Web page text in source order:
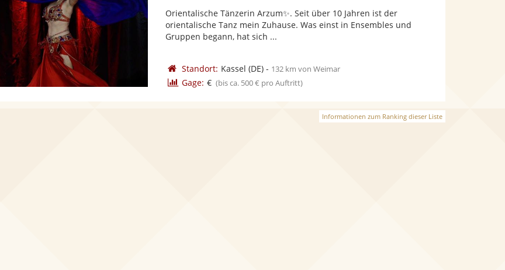
Orientalische Tänzerin Arzum✨. Seit über 10 Jahren ist der
orientalische Tanz mein Zuhause. Was einst in Ensembles und
Gruppen begann, hat sich ...
Standort: Kassel (DE)- 132 km von Weimar
Gage: € (bis ca. 500 € pro Auftritt)
Informationen zum Ranking dieser Liste